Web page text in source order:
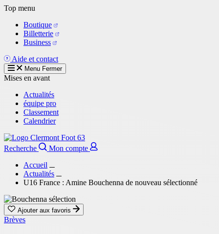
Aller
contenu
principal
Top menu
Boutique
Billetterie
Business
Aide et contact
Menu Fermer
Mises en avant
Actualités
équipe pro
Classement
Calendrier
Recherche
Mon compte
Accueil
Actualités
U16 France : Amine Bouchenna de nouveau sélectionné
Ajouter aux favoris
Brèves